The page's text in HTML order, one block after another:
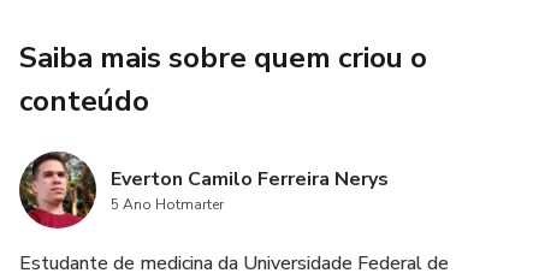
Saiba mais sobre quem criou o
conteúdo
Everton Camilo Ferreira Nerys
5 Ano Hotmarter
Estudante de medicina da Universidade Federal de